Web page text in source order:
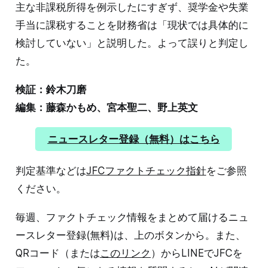
主な非課税所得を例示したにすぎず、奨学金や失業
手当に課税することを財務省は「現状では具体的に
検討していない」と説明した。よって誤りと判定し
た。
検証：鈴木刀磨
編集：藤森かもめ、宮本聖二、野上英文
ニュースレター登録（無料）はこちら
判定基準などはJFCファクトチェック指針をご参照
ください。
毎週、ファクトチェック情報をまとめて届けるニュ
ースレター登録(無料)は、上のボタンから。また、
QRコード（またはこのリンク ）からLINEでJFCを